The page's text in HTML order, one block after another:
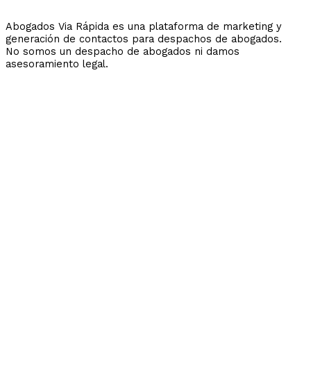
Abogados Via Rápida es una plataforma de marketing y
generación de contactos para despachos de abogados.
No somos un despacho de abogados ni damos
asesoramiento legal.